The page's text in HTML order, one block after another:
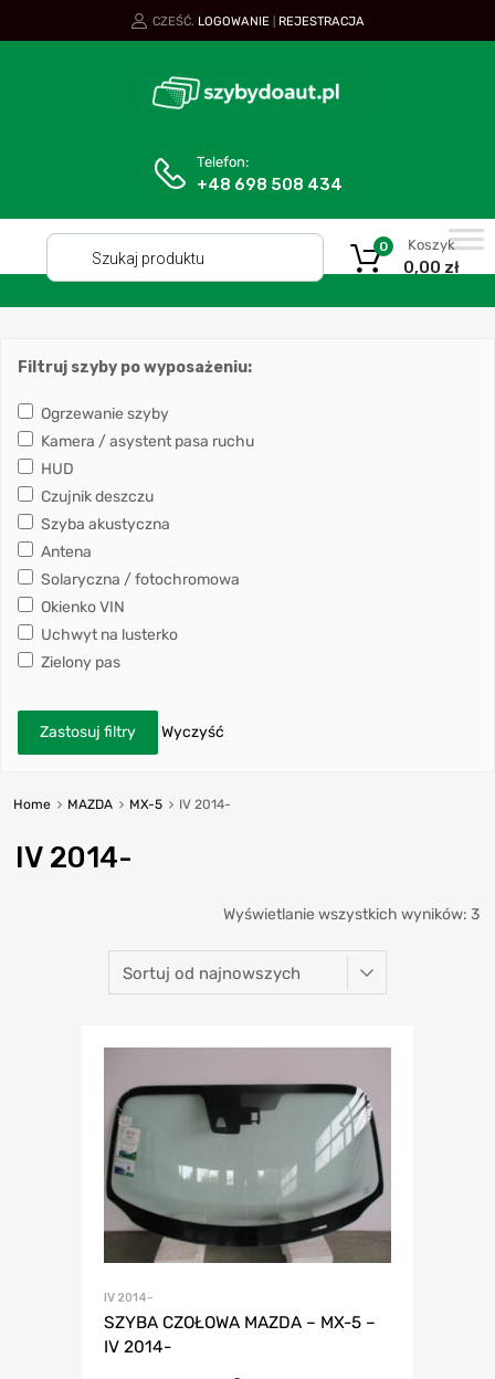
CZEŚĆ. LOGOWANIE REJESTRACJA
Telefon:
+48 698 508 434
Koszyk
0,00 zł
0
Filtruj szyby po wyposażeniu:
Ogrzewanie szyby
Kamera / asystent pasa ruchu
HUD
Czujnik deszczu
Szyba akustyczna
Antena
Solaryczna / fotochromowa
Okienko VIN
Uchwyt na lusterko
Zielony pas
Zastosuj filtry Wyczyść
Home MAZDA MX-5 IV 2014-
IV 2014-
Wyświetlanie wszystkich wyników: 3
IV 2014-
SZYBA CZOŁOWA MAZDA – MX-5 –
IV 2014-